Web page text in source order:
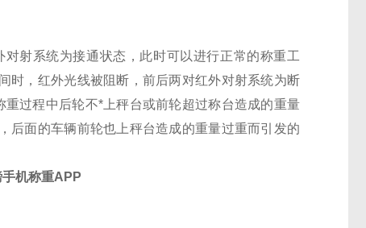
射系统为接通状态，此时可以进行正常的称重工
时，红外光线被阻断，前后两对红外对射系统为断
过程中后轮不*上秤台或前轮超过称台造成的重量
后面的车辆前轮也上秤台造成的重量过重而引发的
机称重APP